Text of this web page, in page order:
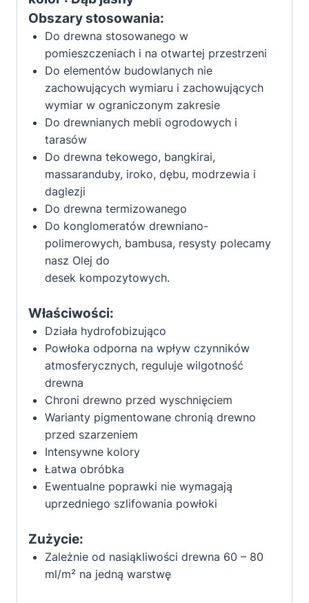
jasny
Obszary stosowania:
Do drewna stosowanego w
pomieszczeniach i na otwartej przestrzeni
Do elementów budowlanych nie
zachowujących wymiaru i zachowujących
wymiar w ograniczonym zakresie
Do drewnianych mebli ogrodowych i
tarasów
Do drewna tekowego, bangkirai,
massaranduby, iroko, dębu, modrzewia i
daglezji
Do drewna termizowanego
Do konglomeratów drewniano-
polimerowych, bambusa, resysty polecamy
nasz Olej do
desek kompozytowych.
Właściwości:
Działa hydrofobizująco
Powłoka odporna na wpływ czynników
atmosferycznych, reguluje wilgotność
drewna
Chroni drewno przed wyschnięciem
Warianty pigmentowane chronią drewno
przed szarzeniem
Intensywne kolory
Łatwa obróbka
Ewentualne poprawki nie wymagają
uprzedniego szlifowania powłoki
Zużycie:
Zależnie od nasiąkliwości drewna 60 – 80
ml/m² na jedną warstwę